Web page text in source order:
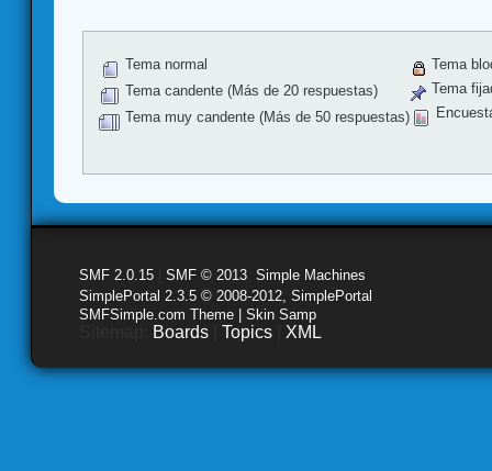
Tema normal
Tema candente (Más de 20 respuestas)
Tema muy candente (Más de 50 respuestas)
Tema
Tema
SMF 2.0.15 SMF © 2013 Simple Machines
SimplePortal 2.3.5 © 2008-2012, SimplePortal
SMFSimple.com Theme | Skin Samp
Boards Topics XML